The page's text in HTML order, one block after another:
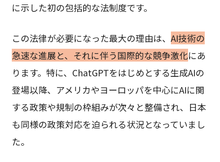
に示した初の包括的な法制度です。
この法律が必要になった最大の理由は、 AI技術の
急速な進展と、それに伴う国際的な競争激化にあ
ります。特に、ChatGPTをはじめとする生成AIの
登場以降、アメリカやヨーロッパを中心にAIに関
する政策や規制の枠組みが次々と整備され、日本
も同様の政策対応を迫られる状況となっていまし
た。